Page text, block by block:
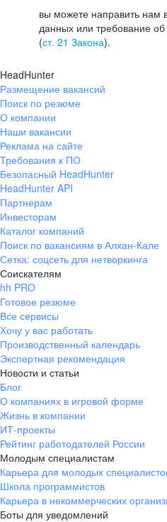
вы можете направить нам
данных или требование
(ст. 21 Закона).
HeadHunter
Размещение вакансий
Поиск по резюме
О компании
Наши вакансии
Реклама на сайте
Требования к ПО
Безопасный HeadHunter
HeadHunter API
Партнерам
Инвесторам
Каталог компаний
Поиск по вакансиям в Алхан-Кале
Сетка: соцсеть для нетворкинга
Соискателям
hh PRO
Готовое резюме
Все сервисы
Хочу у вас работать
Производственный календарь
Экспертная рекомендация
Новости и статьи
Блог
О компаниях в игровой форме
Жизнь в компании
ИТ-проекты
Рейтинг работодателей России
Молодым специалистам
Карьера для молодых
Школа программистов
Карьера в некоммерческих
Боты для уведомлений